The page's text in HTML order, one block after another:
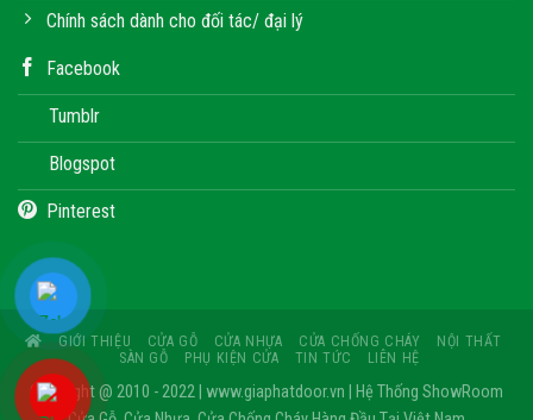
Chính sách dành cho đối tác/ đại lý
Facebook
Tumblr
Blogspot
Pinterest
GIỚI THIỆU CỬA GỖ CỬA NHỰA CỬA CHỐNG CHÁY
NỘI THẤT
SÀN GỖ
PHỤ KIỆN CỬA TIN TỨC LIÊN HỆ
Copyright @ 2010 - 2022 | www.giaphatdoor.vn | Hệ Thống ShowRoom